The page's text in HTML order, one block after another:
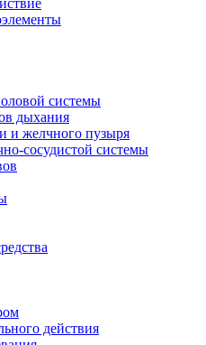
системы
дыхания
и желчного пузыря
сосудистой системы
действия